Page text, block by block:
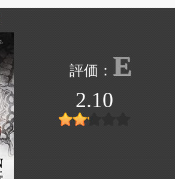
E
2.10